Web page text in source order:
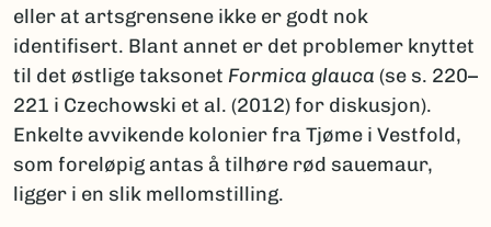
eller at artsgrensene ikke er godt nok
identifisert. Blant annet er det problemer knyttet
til det østlige taksonet Formica glauca (se s. 220–
221 i Czechowski et al. (2012) for diskusjon).
Enkelte avvikende kolonier fra Tjøme i Vestfold,
som foreløpig antas å tilhøre rød sauemaur,
ligger i en slik mellomstilling.